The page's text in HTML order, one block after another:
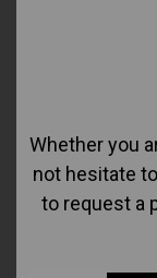
Whether you
not hesitate
to request a